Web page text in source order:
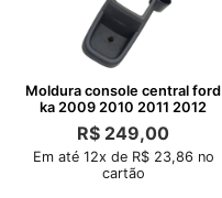
Moldura console central ford
ka 2009 2010 2011 2012
R$ 249,00
Em até 12x de R$ 23,86 no
cartão